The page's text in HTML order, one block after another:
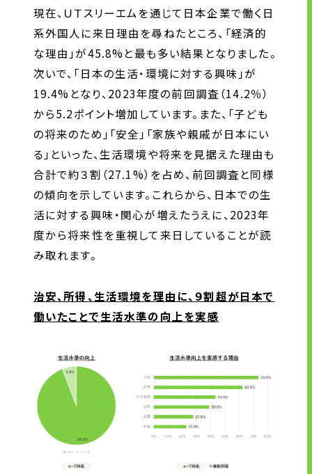
現在、ＵＴスリーエムを通じて日本企業で働く日
系外国人に来日理由を尋ねたところ、「経済的
な理由」が45.8%と最も多い結果となりました。
次いで、「日本の生活・環境に対する興味」が
19.4%となり、2023年度の前回調査（14.2％）
から5.2ポイント増加しています。また、「子ども
の将来のため」「安全」「家族や親戚が日本にい
る」といった、生活環境や将来を見据えた理由も
合計で約３割（27.1%）を占め、前回調査と同様
の傾向を示しています。これらから、日本での生
活に対する興味・関心が増えたうえに、2023年
度から将来性を重視して来日していることが読
み取れます。
治安、所得、生活環境を理由に、９割超が日本で
働いたことで生活水準の向上を実感